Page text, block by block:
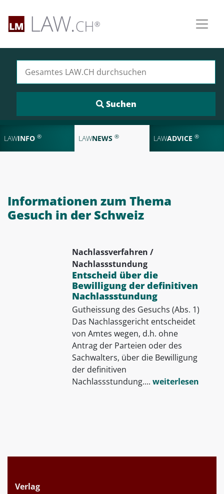
LAWINFO ® LAWNEWS ® LAWADVICE ®
Informationen zum Thema
Gesuch in der Schweiz
Nachlassverfahren /
Nachlassstundung
Entscheid über die
Bewilligung der definitiven
Nachlassstundung
Gutheissung des Gesuchs (Abs. 1)
Das Nachlassgericht entscheidet
von Amtes wegen, d.h. ohne
Antrag der Parteien oder des
Sachwalters, über die Bewilligung
der definitiven
Nachlassstundung.... weiterlesen
Verlag